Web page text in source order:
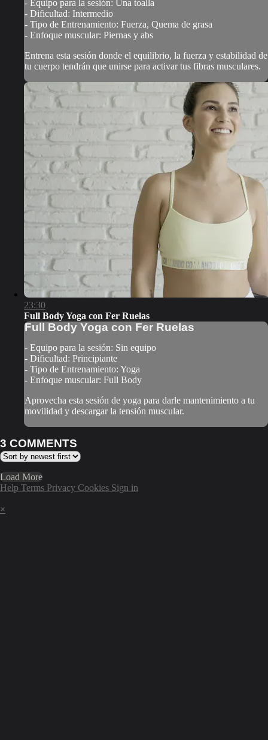
- Equipo para la sesión: Una toalla
- Dificultad: Intermedio
- Tipo de Entrenamiento: Fuerza, Quema de grasa
- Enfoque muscular: Piernas y abs
Entrena esta sesión donde el equilibrio, la fuerza y estabilidad de
tu cuerpo tendrán que unirse para activar tus fibras musculares.
23:30
Full Body Yoga con Fer Ruelas
Full Body Yoga con Fer Ruelas
- Equipo para la sesión: Sin equipo
- Dificultad: Principiante
- Tipo de Entrenamiento: Yoga
- Enfoque muscular: Full Body
Aprovecha esta sesión de yoga para darle mantenimiento a tu
movilidad y descargar la tensión muscular.
3 COMMENTS
Load More
Help Terms Privacy Cookies Sign in
×